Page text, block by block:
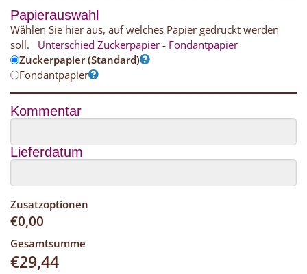
Papierauswahl
Wählen Sie hier aus, auf welches Papier gedruckt werden
soll. Unterschied Zuckerpapier - Fondantpapier
Zuckerpapier (Standard)
Fondantpapier
Kommentar
Lieferdatum
Zusatzoptionen
€0,00
Gesamtsumme
€29,44